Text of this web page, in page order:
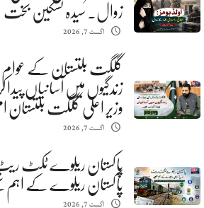
زوال. سیدہ تسکین بخت
اگست 7, 2026
گلگت بلتستان کے
زندگیوں میں آسانیاں پیدا
وزیر اعلیٰ گلگت بلتستان
اگست 7, 2026
پاکستان ریلوے ٹکٹ
پاکستان ریلوے کے اہم
اگست 7, 2026